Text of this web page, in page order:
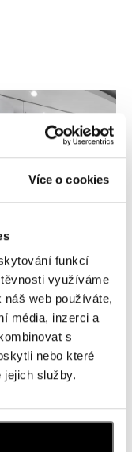
Více o cookies
funkcí
využíváme
web používáte,
média, inzerci a
s
nebo které
služby.
Karolina,
Ostrava
Praha 5